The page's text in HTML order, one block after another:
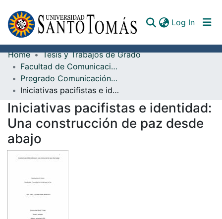
Log In
Communities & Collections
All of DSpace
Documents
Home
Tesis y Trabajos de Grado
Facultad de Comunicación
Pregrado Comunicación Social
Iniciativas pacifistas e identidad: Una construcción de paz desde abajo
Iniciativas pacifistas e identidad:
Una construcción de paz desde
abajo